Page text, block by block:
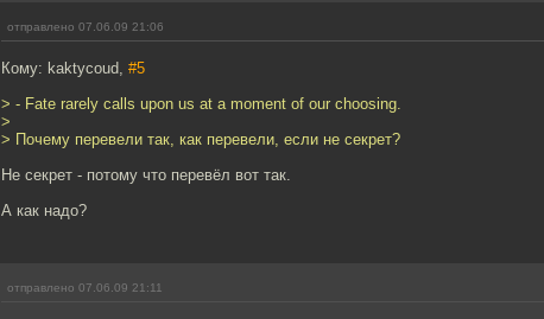
отправлено 07.06.09 21:06
Кому: kaktycoud, #5
> - Fate rarely calls upon us at a moment of our choosing.
>
> Почему перевели так, как перевели, если не секрет?
Не секрет - потому что перевёл вот так.
А как надо?
отправлено 07.06.09 21:11